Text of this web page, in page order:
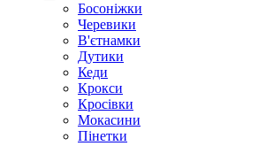
Босоніжки
Черевики
В'єтнамки
Дутики
Кеди
Крокси
Кросівки
Мокасини
Пінетки